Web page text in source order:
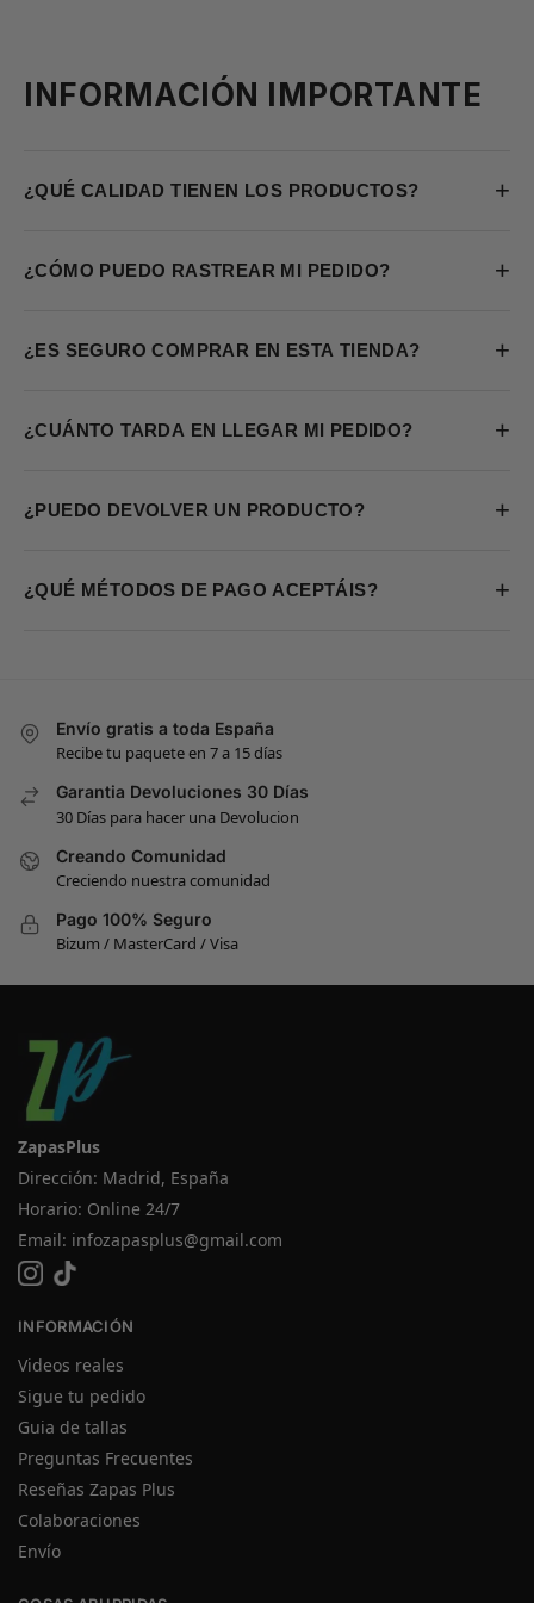
INFORMACIÓN IMPORTANTE
¿QUÉ CALIDAD TIENEN LOS PRODUCTOS? +
¿CÓMO PUEDO RASTREAR MI PEDIDO? +
¿ES SEGURO COMPRAR EN ESTA TIENDA? +
¿CUÁNTO TARDA EN LLEGAR MI PEDIDO? +
¿PUEDO DEVOLVER UN PRODUCTO? +
¿QUÉ MÉTODOS DE PAGO ACEPTÁIS? +
Envío gratis a toda España
Recibe tu paquete en 7 a 15 días
Garantia Devoluciones 30 Días
30 Días para hacer una Devolucion
Creando Comunidad
Creciendo nuestra comunidad
Pago 100% Seguro
Bizum / MasterCard / Visa
ZapasPlus
Dirección: Madrid, España
Horario: Online 24/7
Email: infozapasplus@gmail.com
INFORMACIÓN
Videos reales
Sigue tu pedido
Guia de tallas
Preguntas Frecuentes
Reseñas Zapas Plus
Colaboraciones
Envío